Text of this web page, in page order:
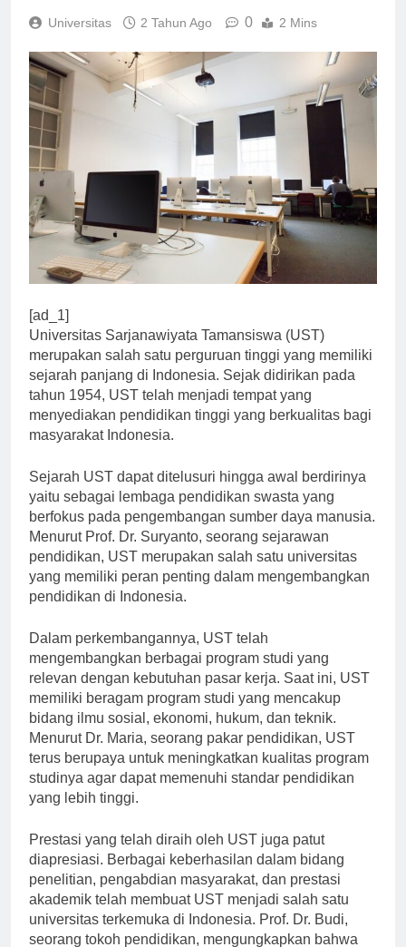
Universitas 2 Tahun Ago 0 2 Mins
[ad_1]
Universitas Sarjanawiyata Tamansiswa (UST)
merupakan salah satu perguruan tinggi yang memiliki
sejarah panjang di Indonesia. Sejak didirikan pada
tahun 1954, UST telah menjadi tempat yang
menyediakan pendidikan tinggi yang berkualitas bagi
masyarakat Indonesia.
Sejarah UST dapat ditelusuri hingga awal berdirinya
yaitu sebagai lembaga pendidikan swasta yang
berfokus pada pengembangan sumber daya manusia.
Menurut Prof. Dr. Suryanto, seorang sejarawan
pendidikan, UST merupakan salah satu universitas
yang memiliki peran penting dalam mengembangkan
pendidikan di Indonesia.
Dalam perkembangannya, UST telah
mengembangkan berbagai program studi yang
relevan dengan kebutuhan pasar kerja. Saat ini, UST
memiliki beragam program studi yang mencakup
bidang ilmu sosial, ekonomi, hukum, dan teknik.
Menurut Dr. Maria, seorang pakar pendidikan, UST
terus berupaya untuk meningkatkan kualitas program
studinya agar dapat memenuhi standar pendidikan
yang lebih tinggi.
Prestasi yang telah diraih oleh UST juga patut
diapresiasi. Berbagai keberhasilan dalam bidang
penelitian, pengabdian masyarakat, dan prestasi
akademik telah membuat UST menjadi salah satu
universitas terkemuka di Indonesia. Prof. Dr. Budi,
seorang tokoh pendidikan, mengungkapkan bahwa